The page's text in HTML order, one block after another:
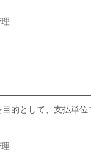
的として、支払単